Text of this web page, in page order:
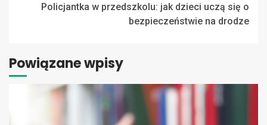
Policjantka w przedszkolu: jak dzieci uczą się o
bezpieczeństwie na drodze
Powiązane wpisy